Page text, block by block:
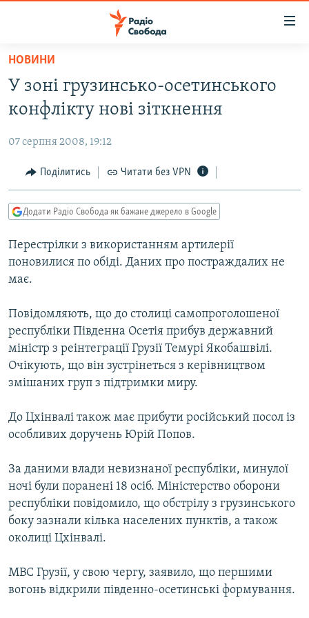
Перейти
основного
матеріалу
Перейти
до
навігації
Перейти
до
ВСЕ ЗА ДОБУ
СТАТТІ
ПОЛІТИКА
ЕКОНОМІКА
КУЛЬТУРА
СПОРТ
ВІЙНА
РОСІЙСЬКА «ФІЛЬТРАЦІЯ»
КРИМ.РЕАЛІЇ
ТИ ЯК?
МУЛЬТИМЕДІА
ФОТО
СПЕЦПРОЄКТИ
КРИМ РЕАЛІЇ
УКР
КТАТ
ДОЛУЧАЙСЯ!
НОВИНИ
У зоні грузинсько-осетинського
конфлікту нові зіткнення
07 серпня 2008, 19:12
Поділитись Читати без VPN
Додати Радіо Свобода як бажане джерело в Google
Перестрілки з використанням артилерії
поновилися по обіді. Даних про постраждалих не
має.
Повідомляють, що до столиці самопроголошеної
республіки Південна Осетія прибув державний
міністр з реінтеграції Грузії Темурі Якобашвілі.
Очікують, що він зустрінеться з керівництвом
змішаних груп з підтримки миру.
До Цхінвалі також має прибути російський посол із
особливих доручень Юрій Попов.
За даними влади невизнаної республіки, минулої
ночі були поранені 18 осіб. Міністерство оборони
республіки повідомило, що обстрілу з грузинського
боку зазнали кілька населених пунктів, а також
околиці Цхінвалі.
МВС Грузії, у свою чергу, заявило, що першими
вогонь відкрили південно-осетинські формування.